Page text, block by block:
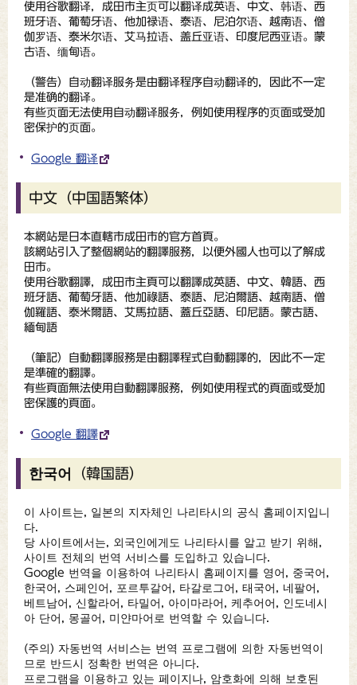
使用谷歌翻译，成田市主页可以翻译成英语、中文、韩语、西
班牙语、葡萄牙语、他加禄语、泰语、尼泊尔语、越南语、僧
伽罗语、泰米尔语、艾马拉语、盖丘亚语、印度尼西亚语。蒙
古语、缅甸语。
（警告）自动翻译服务是由翻译程序自动翻译的，因此不一定
是准确的翻译。
有些页面无法使用自动翻译服务，例如使用程序的页面或受加
密保护的页面。
Google 翻译
中文（中国語繁体）
本網站是日本直轄市成田市的官方首頁。
該網站引入了整個網站的翻譯服務，以便外國人也可以了解成
田市。
使用谷歌翻譯，成田市主頁可以翻譯成英語、中文、韓語、西
班牙語、葡萄牙語、他加祿語、泰語、尼泊爾語、越南語、僧
伽羅語、泰米爾語、艾馬拉語、蓋丘亞語、印尼語。蒙古語、
緬甸語
（筆記）自動翻譯服務是由翻譯程式自動翻譯的，因此不一定
是準確的翻譯。
有些頁面無法使用自動翻譯服務，例如使用程式的頁面或受加
密保護的頁面。
Google 翻譯
한국어（韓国語）
이 사이트는, 일본의 지자체인 나리타시의 공식 홈페이지입니
다.
당 사이트에서는, 외국인에게도 나리타시를 알고 받기 위해,
사이트 전체의 번역 서비스를 도입하고 있습니다.
Google 번역을 이용하여 나리타시 홈페이지를 영어, 중국어,
한국어, 스페인어, 포르투갈어, 타갈로그어, 태국어, 네팔어,
베트남어, 신할라어, 타밀어, 아이마라어, 케추어어, 인도네시
아 단어, 몽골어, 미얀마어로 번역할 수 있습니다.
(주의) 자동번역 서비스는 번역 프로그램에 의한 자동번역이
므로 반드시 정확한 번역은 아니다.
프로그램을 이용하고 있는 페이지나, 암호화에 의해 보호된